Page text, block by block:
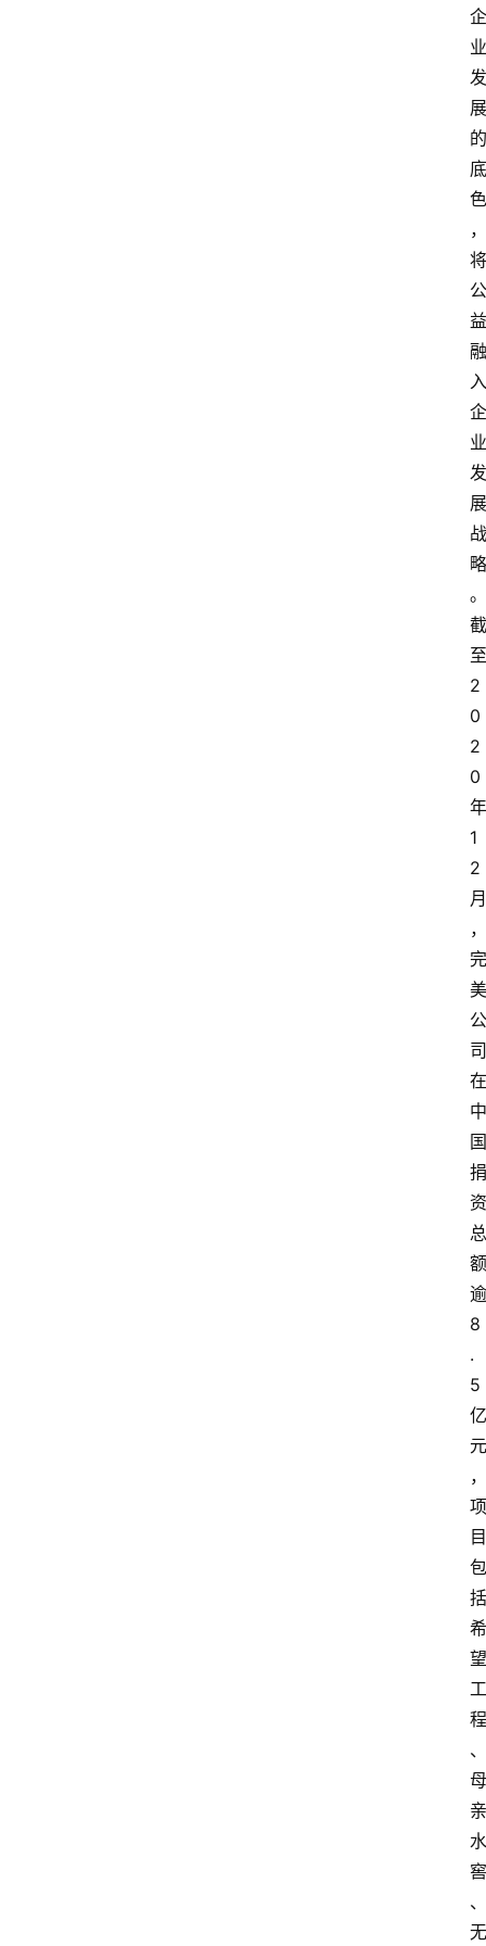
企
业
发
展
的
底
色
，
将
公
益
融
入
企
业
发
展
战
略
。
截
至
2
0
2
0
年
1
2
月
，
完
美
公
司
在
中
国
捐
资
总
额
逾
8
.
5
亿
元
，
项
目
包
括
希
望
工
程
、
母
亲
水
窖
、
无